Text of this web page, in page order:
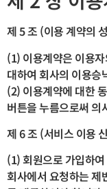
제 5 조 (이용 계약의
(1) 이용계약은 이용
대하여 회사의 이용승
(2) 이용계약에 대한
버튼을 누름으로써 의
제 6 조 (서비스 이용
(1) 회원으로 가입하
회사에서 요청하는 제